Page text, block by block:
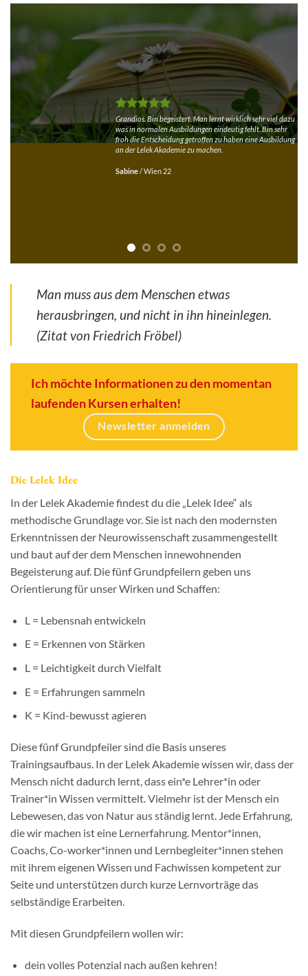
Grandios. Bin begeistert. Man lernt wirklich sehr viel dazu
was in normalen Ausbildungen eindeutig fehlt. Bin sehr
froh die Entscheidung getroffen zu haben eine Ausbildung
an der Lelek Akademie zu machen.
Sabine/Wien 22
Man muss aus dem Menschen etwas
herausbringen, und nicht in ihn hineinlegen.
(Zitat von Friedrich Fröbel)
Ich möchte Informationen zu den momentan
laufenden Kursen erhalten!
Newsletter anmelden
Die Lelek Idee
In der Lelek Akademie findest du die „Lelek Idee“ als
methodische Grundlage vor. Sie ist nach den modernsten
Erkenntnissen der Neurowissenschaft zusammengestellt
und baut auf der dem Menschen innewohnenden
Begeisterung auf. Die fünf Grundpfeilern geben uns
Orientierung für unser Wirken und Schaffen:
L = Lebensnah entwickeln
E = Erkennen von Stärken
L = Leichtigkeit durch Vielfalt
E = Erfahrungen sammeln
K = Kind-bewusst agieren
Diese fünf Grundpfeiler sind die Basis unseres
Trainingsaufbaus. In der Lelek Akademie wissen wir, dass der
Mensch nicht dadurch lernt, dass ein*e Lehrer*in oder
Trainer*in Wissen vermittelt. Vielmehr ist der Mensch ein
Lebewesen, das von Natur aus ständig lernt. Jede Erfahrung,
die wir machen ist eine Lernerfahrung. Mentor*innen,
Coachs, Co-worker*innen und Lernbegleiter*innen stehen
mit ihrem eigenen Wissen und Fachwissen kompetent zur
Seite und unterstützen durch kurze Lernvorträge das
selbständige Erarbeiten.
Mit diesen Grundpfeilern wollen wir:
dein volles Potenzial nach außen kehren!